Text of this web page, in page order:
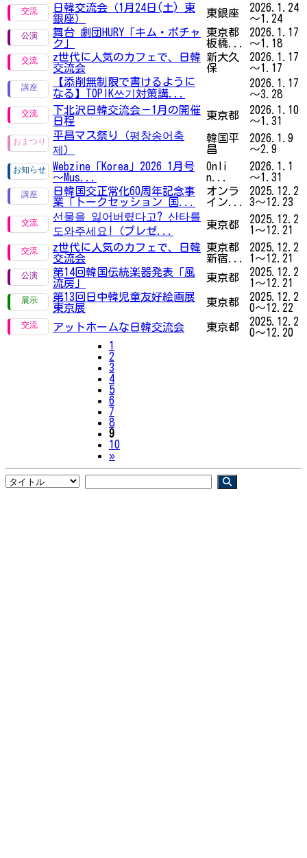
日韓交流会（1月24日(土) 東
銀座）
東銀座
2026.1.24
～1.24
舞台 劇団HURY「キム・ボチャ
ク」
東京都
板橋...
2026.1.17
～1.18
z世代に人気のカフェで、日韓
交流会
新大久
保
2026.1.17
～1.17
【添削無制限で書けるように
なる】TOPIK쓰기対策講...
2026.1.17
～3.28
下北沢日韓交流会－1月の開催
日程
東京都
2026.1.10
～1.31
平昌マス祭り（평창송어축
제）
韓国平
昌
2026.1.9
～2.9
Webzine「Korea」2026 1月号
～Mus...
Onli
n...
2026.1.1
～1.31
日韓国交正常化60周年記念事
業「トークセッション 国...
オンラ
イン...
2025.12.2
3～12.23
선물을 잃어버렸다고? 산타를
도와주세요!（プレゼ...
東京都
2025.12.2
1～12.21
z世代に人気のカフェで、日韓
交流会
東京都
新宿...
2025.12.2
1～12.21
第14回韓国伝統楽器発表「風
流房」
東京都
2025.12.2
1～12.21
第13回日中韓児童友好絵画展
東京展
東京都
2025.12.2
0～12.22
アットホームな日韓交流会
東京都
2025.12.2
0～12.20
1
2
3
4
5
6
7
8
9
10
»Next